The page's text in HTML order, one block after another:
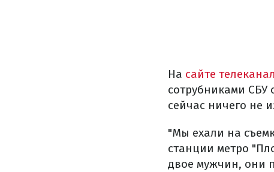
На сайте
сотрубниками СБУ
сейчас ничего не
"Мы ехали на
станции метро
двое мужчин, они